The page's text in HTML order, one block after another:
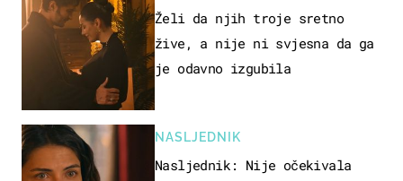
Želi da njih troje sretno
žive, a nije ni svjesna da ga
je odavno izgubila
NASLJEDNIK
Nasljednik: Nije očekivala